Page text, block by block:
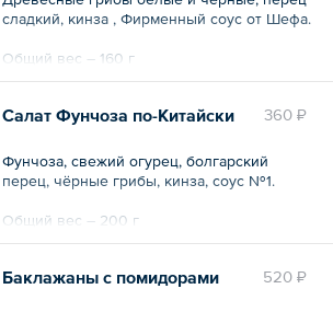
сладкий, кинза , Фирменный соус от Шефа.
Общий вес – 160 г
360 ₽
Салат Фунчоза по-Китайски
Фунчоза, свежий огурец, болгарский
перец, чёрные грибы, кинза, соус №1.
Общий вес – 200 г
520 ₽
Баклажаны с помидорами